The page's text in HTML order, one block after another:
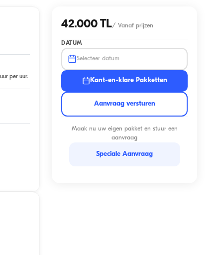
per uur.
42.000 TL/ Vanaf prijzen
DATUM
Selecteer datum
Kant-en-klare Pakketten
Aanvraag versturen
Maak nu uw eigen pakket en stuur een
aanvraag
Speciale Aanvraag